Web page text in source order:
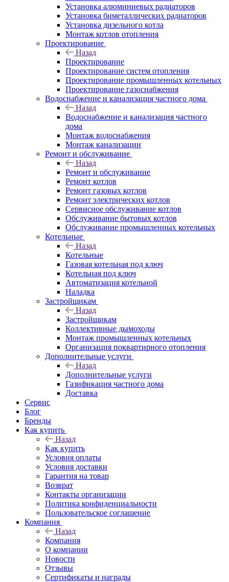
Установка алюминиевых радиаторов
Установка биметаллических радиаторов
Установка дизельного котла
Монтаж котлов отопления
Проектирование
Назад
Проектирование
Проектирование систем отопления
Проектирование промышленных котельных
Проектирование газоснабжения
Водоснабжение и канализация частного дома
Назад
Водоснабжение и канализация частного
дома
Монтаж водоснабжения
Монтаж канализации
Ремонт и обслуживание
Назад
Ремонт и обслуживание
Ремонт котлов
Ремонт газовых котлов
Ремонт электрических котлов
Сервисное обслуживание котлов
Обслуживание бытовых котлов
Обслуживание промышленных котельных
Котельные
Назад
Котельные
Газовая котельная под ключ
Котельная под ключ
Автоматизация котельной
Наладка
Застройщикам
Назад
Застройщикам
Коллективные дымоходы
Монтаж промышленных котельных
Организация поквартирного отопления
Дополнительные услуги
Назад
Дополнительные услуги
Газификация частного дома
Доставка
Сервис
Блог
Бренды
Как купить
Назад
Как купить
Условия оплаты
Условия доставки
Гарантия на товар
Возврат
Контакты организации
Политика конфиденциальности
Пользовательское соглашение
Компания
Назад
Компания
О компании
Новости
Отзывы
Сертификаты и награды